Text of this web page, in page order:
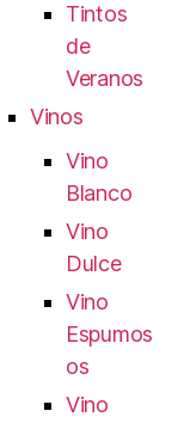
Tintos
de
Veranos
Vinos
Vino
Blanco
Vino
Dulce
Vino
Espumos
os
Vino